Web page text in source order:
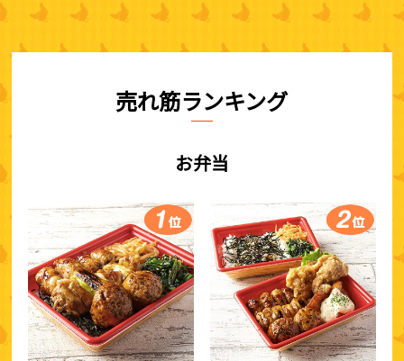
売れ筋ランキング
お弁当